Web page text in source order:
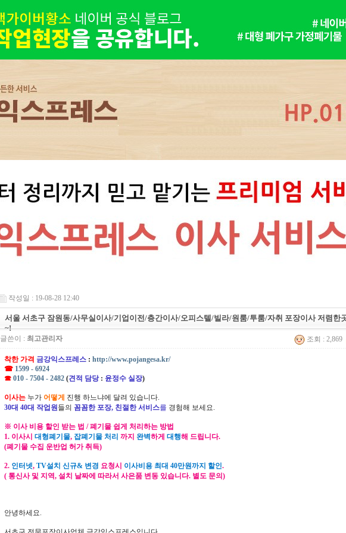
작성일 : 19-08-28 12:40
서울 서초구 잠원동/사무실이사/기업이전/층간이사/오피스텔/빌라/원룸/투룸/자취 포장이사 저렴한
~!
글쓴이 : 최고관리자 조회 : 2,869
착한 가격 금강익스프레스 : http://www.pojangesa.kr/
☎ 1599 - 6924
☎ 010 - 7504 - 2482 (견적 담당 : 윤정수 실장)
이사는 누가 어떻게 진행 하느냐에 달려 있습니다.
30대 40대 작업원들의 꼼꼼한 포장, 친절한 서비스를 경험해 보세요.
※ 이사 비용 할인 받는 법 / 폐기물 쉽게 처리하는 방법
1. 이사시 대형폐기물, 잡폐기물 처리 까지 완벽하게 대행해 드립니다.
(폐기물 수집 운반업 허가 취득)
2. 인터넷, TV설치 신규& 변경 요청시 이사비용 최대 40만원까지 할인.
( 통신사 및 지역, 설치 날짜에 따라서 사은품 변동 있습니다. 별도 문의)
안녕하세요.